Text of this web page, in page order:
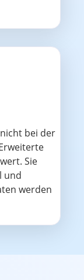
bei der
Sie
und
werden